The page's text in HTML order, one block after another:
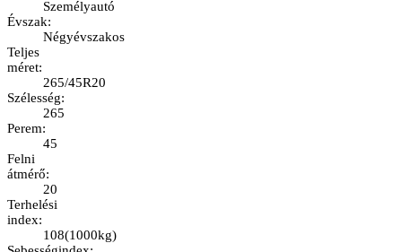
Személyautó
Évszak:
Négyévszakos
Teljes
méret:
265/45R20
Szélesség:
265
Perem:
45
Felni
átmérő:
20
Terhelési
index:
108(1000kg)